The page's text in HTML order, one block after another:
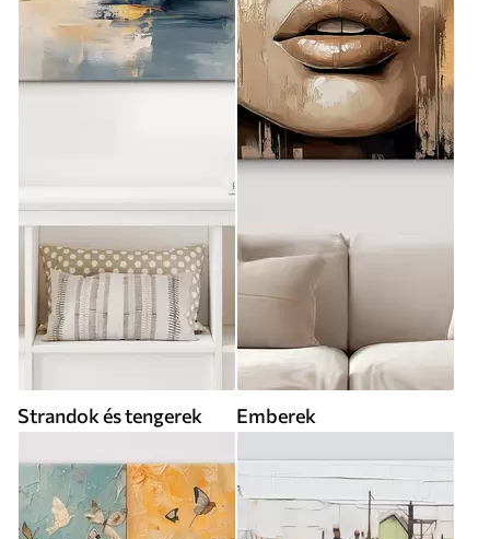
Strandok és tengerek Emberek